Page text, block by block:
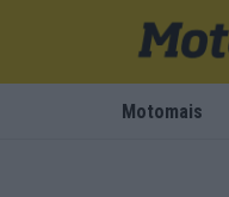
Motomais